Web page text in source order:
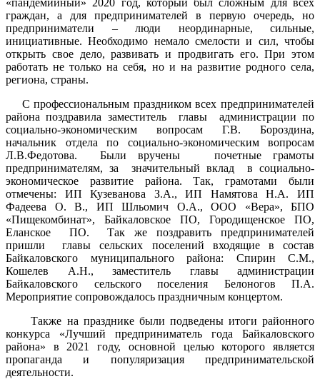
граждан, а для предпринимателей в первую очередь, но
предприниматели – люди неординарные, сильные,
инициативные. Необходимо немало смелости и сил, чтобы
открыть свое дело, развивать и продвигать его. При этом
работать не только на себя, но и на развитие родного села,
региона, страны.
С профессиональным праздником всех предпринимателей
района поздравила заместитель главы администрации по
социально-экономическим вопросам Г.В. Бороздина,
начальник отдела по социально-экономическим вопросам
Л.В.Федотова. Были вручены почетные грамоты
предпринимателям, за значительный вклад в социально-
экономическое развитие района. Так, грамотами были
отмечены: ИП Кузеванова З.А., ИП Намятова Н.А. ИП
Фадеева О. В., ИП Шльомич О.А., ООО «Вера», БПО
«Пищекомбинат», Байкаловское ПО, Городищенское ПО,
Еланское ПО. Так же поздравить предпринимателей
пришли главы сельских поселений входящие в состав
Байкаловского муниципального района: Спирин С.М.,
Кошелев А.Н., заместитель главы администрации
Байкаловского сельского поселения Белоногов П.А.
Мероприятие сопровождалось праздничным концертом.
Также на празднике были подведены итоги районного
конкурса «Лучший предприниматель года Байкаловского
района» в 2021 году, основной целью которого является
пропаганда и популяризация предпринимательской
деятельности.